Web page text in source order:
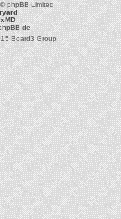
phpBB Limited
Board3 Group